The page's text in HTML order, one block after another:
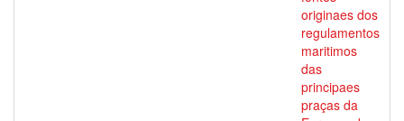
originaes dos
regulamentos
maritimos
das
principaes
praças da